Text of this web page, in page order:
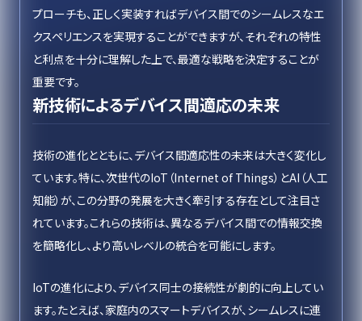
プローチも、正しく実装すればデバイス間でのシームレスなエ
クスペリエンスを実現することができますが、それぞれの特性
と利点を十分に理解した上で、最適な戦略を決定することが
重要です。
新技術によるデバイス間適応の未来
技術の進化とともに、デバイス間適応性の未来は大きく変化し
ています。特に、次世代のIoT（Internet of Things）とAI（人工
知能）が、この分野の発展を大きく牽引する存在として注目さ
れています。これらの技術は、異なるデバイス間での情報交換
を簡略化し、より高いレベルの統合を可能にします。
IoTの進化により、デバイス同士の接続性が劇的に向上してい
ます。たとえば、家庭内のスマートデバイスが、シームレスに連